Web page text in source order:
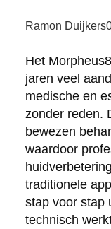
Ramon Duijkers
Het
jaren veel
medische en
zonder reden.
bewezen
waardoor
traditionele
stap voor stap
technisch